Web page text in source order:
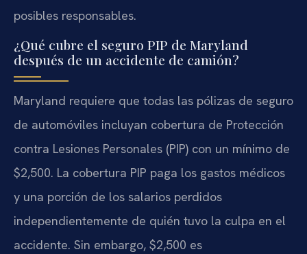
posibles responsables.
¿Qué cubre el seguro PIP de Maryland
después de un accidente de camión?
Maryland requiere que todas las pólizas de seguro
de automóviles incluyan cobertura de Protección
contra Lesiones Personales (PIP) con un mínimo de
$2,500. La cobertura PIP paga los gastos médicos
y una porción de los salarios perdidos
independientemente de quién tuvo la culpa en el
accidente. Sin embargo, $2,500 es